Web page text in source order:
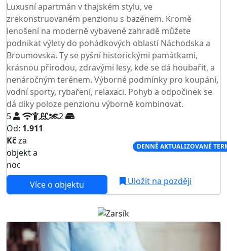
Luxusní apartmán v thajském stylu, ve
zrekonstruovaném penzionu s bazénem. Kromě
lenošení na moderně vybavené zahradě můžete
podnikat výlety do pohádkových oblastí Náchodska a
Broumovska. Ty se pyšní historickými památkami,
krásnou přírodou, zdravými lesy, kde se dá houbařit, a
nenáročným terénem. Výborné podmínky pro koupání,
vodní sporty, rybaření, relaxaci. Pohyb a odpočinek se
dá díky poloze penzionu výborně kombinovat.
5
2
Od: 1.911
Kčza
objekt a
noc
DENNĚ AKTUALIZOVANÉ
Více o objektu Uložit na později